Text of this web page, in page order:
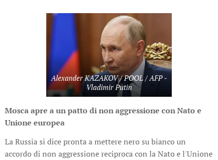
Alexander KAZAKOV / POOL / AFP -
Vladimir Putin
Mosca apre a un patto di non aggressione con Nato e
Unione europea
La Russia si dice pronta a mettere nero su bianco un
accordo di non aggressione reciproca con la Nato e l'Unione